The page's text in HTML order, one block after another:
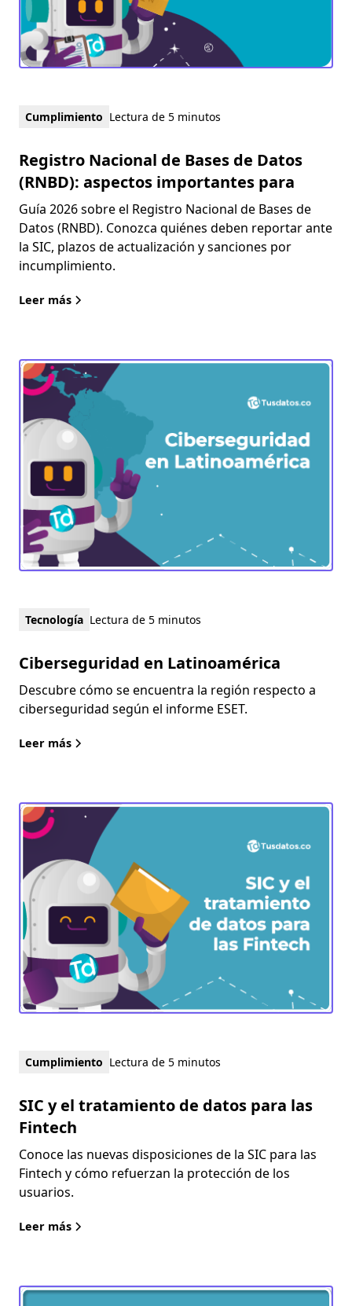
Cumplimiento Lectura de 5 minutos
Registro Nacional de Bases de Datos
(RNBD): aspectos importantes para
Guía 2026 sobre el Registro Nacional de Bases de
Datos (RNBD). Conozca quiénes deben reportar ante
la SIC, plazos de actualización y sanciones por
incumplimiento.
Leer más
Tecnología Lectura de 5 minutos
Ciberseguridad en Latinoamérica
Descubre cómo se encuentra la región respecto a
ciberseguridad según el informe ESET.
Leer más
Cumplimiento Lectura de 5 minutos
SIC y el tratamiento de datos para las
Fintech
Conoce las nuevas disposiciones de la SIC para las
Fintech y cómo refuerzan la protección de los
usuarios.
Leer más